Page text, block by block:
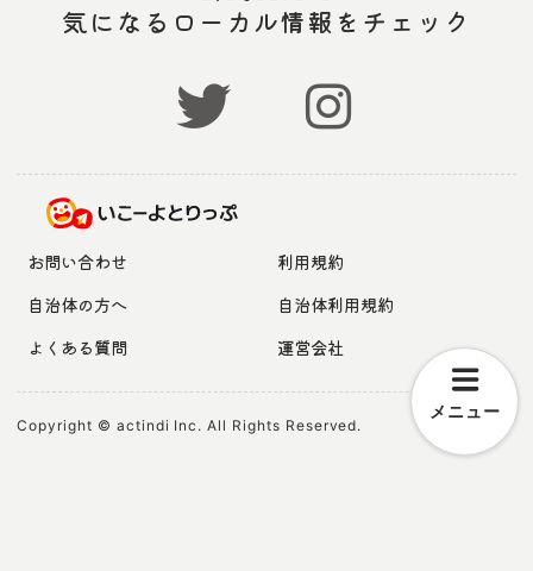
メニュー
気になるローカル情報をチェック
お問い合わせ
利用規約
自治体の方へ
自治体利用規約
よくある質問
運営会社
Copyright © actindi Inc. All Rights Reserved.